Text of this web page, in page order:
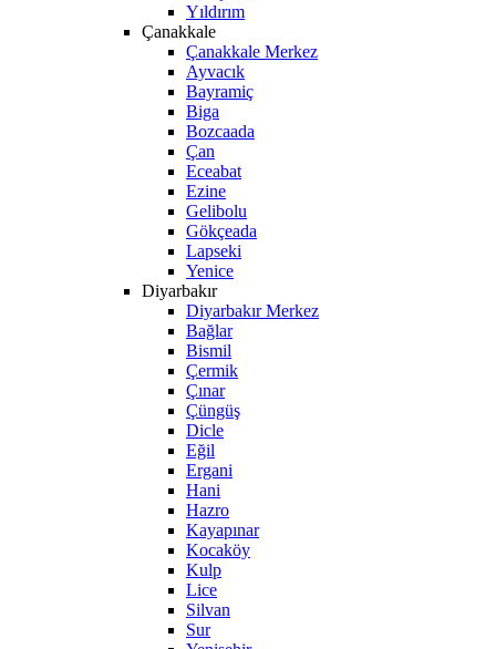
Yıldırım
Çanakkale
Çanakkale Merkez
Ayvacık
Bayramiç
Biga
Bozcaada
Çan
Eceabat
Ezine
Gelibolu
Gökçeada
Lapseki
Yenice
Diyarbakır
Diyarbakır Merkez
Bağlar
Bismil
Çermik
Çınar
Çüngüş
Dicle
Eğil
Ergani
Hani
Hazro
Kayapınar
Kocaköy
Kulp
Lice
Silvan
Sur